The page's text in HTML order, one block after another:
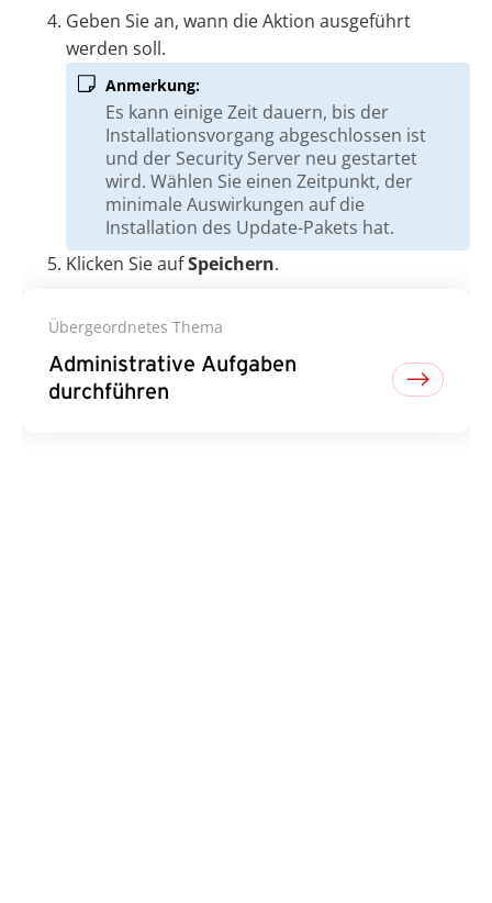
Geben Sie an, wann die Aktion ausgeführt
werden soll.
Anmerkung:
Es kann einige Zeit dauern, bis der
Installationsvorgang abgeschlossen ist
und der Security Server neu gestartet
wird. Wählen Sie einen Zeitpunkt, der
minimale Auswirkungen auf die
Installation des Update-Pakets hat.
Klicken Sie aufSpeichern.
Übergeordnetes Thema
Administrative Aufgaben
durchführen